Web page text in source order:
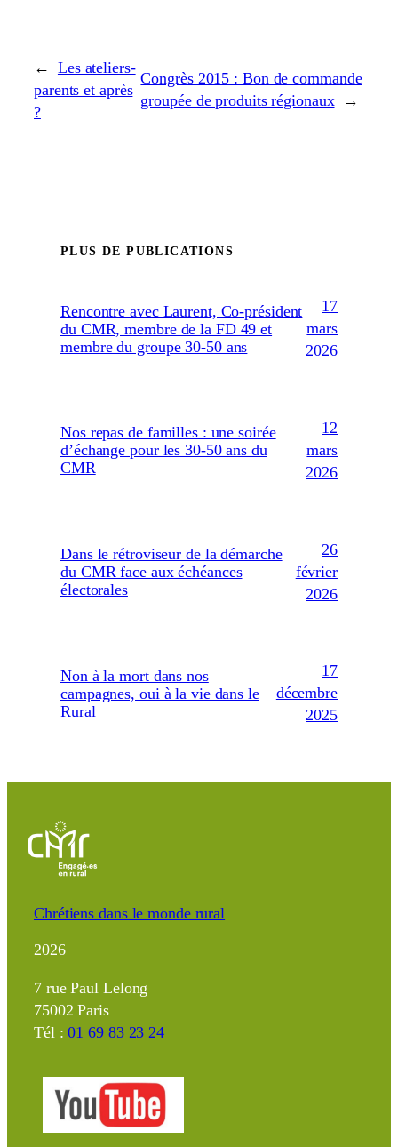
← Les ateliers-
parents et après
?
Congrès 2015 : Bon de commande
groupée de produits régionaux
→
PLUS DE PUBLICATIONS
Rencontre avec Laurent, Co-président
du CMR, membre de la FD 49 et
membre du groupe 30-50 ans
17
mars
2026
Nos repas de familles : une soirée
d’échange pour les 30-50 ans du
CMR
12
mars
2026
Dans le rétroviseur de la démarche
du CMR face aux échéances
électorales
26
février
2026
Non à la mort dans nos
campagnes, oui à la vie dans le
Rural
17
décembre
2025
Chrétiens dans le monde rural
2026
7 rue Paul Lelong
75002 Paris
Tél :01 69 83 23 24